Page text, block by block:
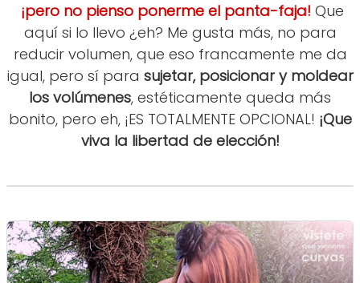
¡pero no pienso ponerme el panta-faja! Que
aquí si lo llevo ¿eh? Me gusta más, no para
reducir volumen, que eso francamente me da
igual, pero sí para sujetar, posicionar y moldear
los volúmenes, estéticamente queda más
bonito, pero eh, ¡ES TOTALMENTE OPCIONAL! ¡Que
viva la libertad de elección!